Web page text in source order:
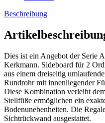
Beschreibung
Dies ist ein Angebot der Serie
Kerkmann. Sideboard für 2
aus einem dreiseitig
Rundrohr mit innenliegender
Diese Kombination verleiht
Stellfüße ermöglichen ein
Bodenunebenheiten. Die
Sichtrückwand ausgestattet.